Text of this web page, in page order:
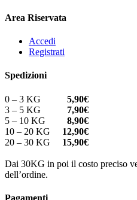
Area Riservata
Accedi
Registrati
Spedizioni
0 – 3 KG 5,90€
3 – 5 KG 7,90€
5 – 10 KG 8,90€
10 – 20 KG 12,90€
20 – 30 KG 15,90€
Dai 30KG in poi il costo preciso
dell’ordine.
Pagamenti